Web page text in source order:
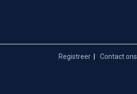
Registreer Contact ons